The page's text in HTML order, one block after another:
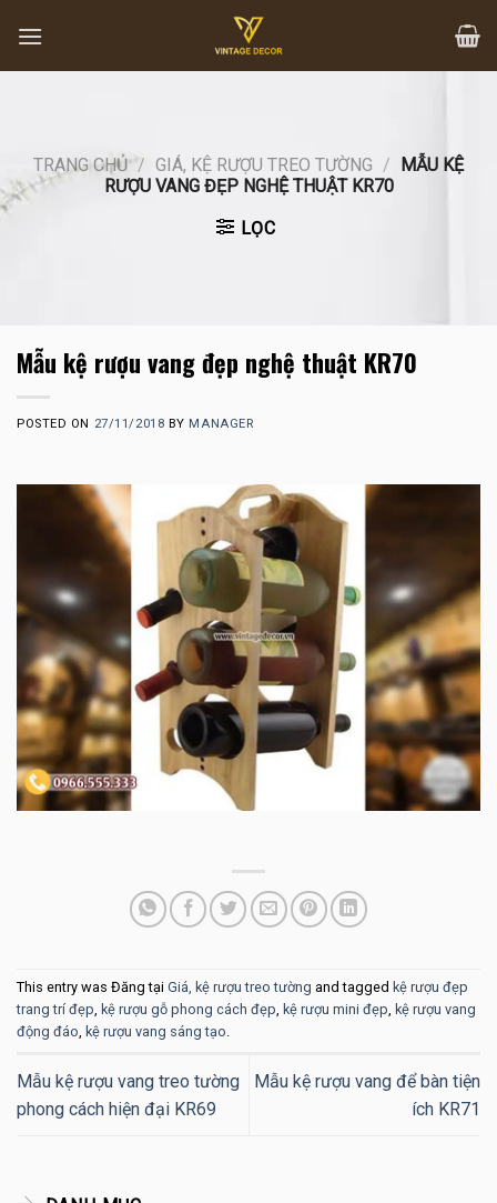
content
TRANG CHỦ / GIÁ, KỆ RƯỢU TREO TƯỜNG /
MẪU KỆ
RƯỢU VANG ĐẸP NGHỆ THUẬT KR70
LỌC
Mẫu kệ rượu vang đẹp nghệ thuật KR70
POSTED ON 27/11/2018 BY MANAGER
This entry was Đăng tại Giá, kệ rượu treo tường and tagged kệ rượu đẹp
trang trí đẹp, kệ rượu gỗ phong cách đẹp, kệ rượu mini đẹp, kệ rượu vang
động đáo, kệ rượu vang sáng tạo.
Mẫu kệ rượu vang treo tường
phong cách hiện đại KR69
Mẫu kệ rượu vang để bàn tiện
ích KR71